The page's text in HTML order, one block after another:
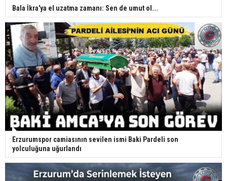
Bala İkra'ya el uzatma zamanı: Sen de umut ol...
Erzurumspor camiasının sevilen ismi Baki Pardeli son
yolculuğuna uğurlandı